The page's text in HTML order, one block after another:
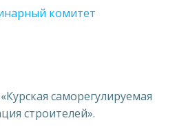
комитет
саморегулируемая
строителей».